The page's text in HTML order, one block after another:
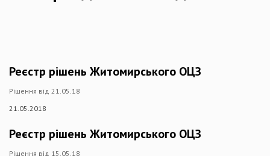
Реєстр рішень Житомирського ОЦЗ
Рішення від 21.05.18
21.05.2018
Реєстр рішень Житомирського ОЦЗ
Рішення від 15.05.18